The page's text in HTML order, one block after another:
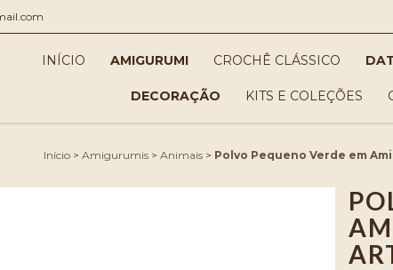
INÍCIO AMIGURUMI CROCHÊ CLÁSSICO
DECORAÇÃO KITS E COLEÇÕES
Início > Amigurumis > Animais > Polvo Pequeno Verde em